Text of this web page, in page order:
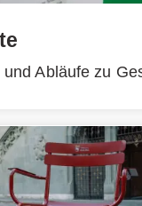
Abläufe zu